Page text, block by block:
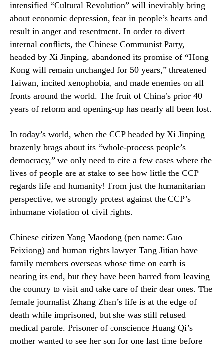
intensified “Cultural Revolution” will inevitably bring
about economic depression, fear in people’s hearts and
result in anger and resentment. In order to divert
internal conflicts, the Chinese Communist Party,
headed by Xi Jinping, abandoned its promise of “Hong
Kong will remain unchanged for 50 years,” threatened
Taiwan, incited xenophobia, and made enemies on all
fronts around the world. The fruit of China’s prior 40
years of reform and opening-up has nearly all been lost.
In today’s world, when the CCP headed by Xi Jinping
brazenly brags about its “whole-process people’s
democracy,” we only need to cite a few cases where the
lives of people are at stake to see how little the CCP
regards life and humanity! From just the humanitarian
perspective, we strongly protest against the CCP’s
inhumane violation of civil rights.
Chinese citizen Yang Maodong (pen name: Guo
Feixiong) and human rights lawyer Tang Jitian have
family members overseas whose time on earth is
nearing its end, but they have been barred from leaving
the country to visit and take care of their dear ones. The
female journalist Zhang Zhan’s life is at the edge of
death while imprisoned, but she was still refused
medical parole. Prisoner of conscience Huang Qi’s
mother wanted to see her son for one last time before